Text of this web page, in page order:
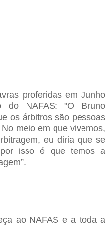
proferidas em Junho
do NAFAS:"O Bruno
os árbitros são pessoas
meio em que vivemos,
eu diria que se
isso é que temos a
ao NAFAS e a toda a